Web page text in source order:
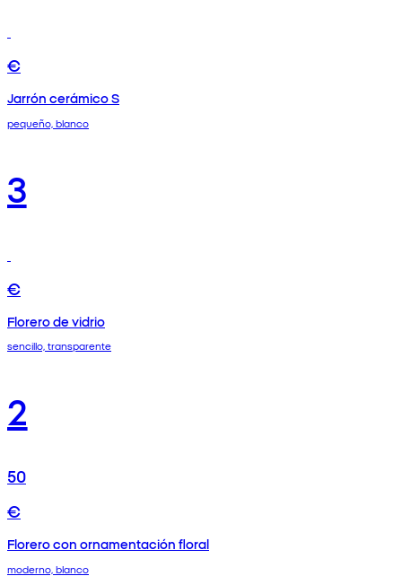
€
Jarrón cerámico S
pequeño, blanco
3
€
Florero de vidrio
sencillo, transparente
2
50
€
Florero con ornamentación floral
moderno, blanco